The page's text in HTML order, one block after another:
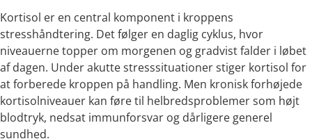
Kortisol er en central komponent i kroppens
stresshåndtering. Det følger en daglig cyklus, hvor
niveauerne topper om morgenen og gradvist falder i løbet
af dagen. Under akutte stresssituationer stiger kortisol for
at forberede kroppen på handling. Men kronisk forhøjede
kortisolniveauer kan føre til helbredsproblemer som højt
blodtryk, nedsat immunforsvar og dårligere generel
sundhed.